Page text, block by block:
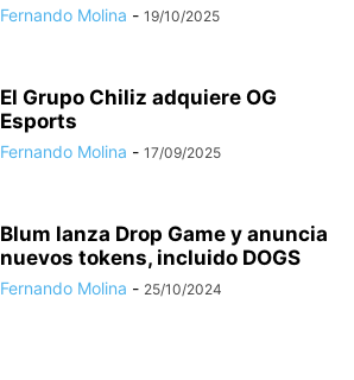
Fernando Molina - 19/10/2025
El Grupo Chiliz adquiere OG
Esports
Fernando Molina - 17/09/2025
Blum lanza Drop Game y anuncia
nuevos tokens, incluido DOGS
Fernando Molina - 25/10/2024